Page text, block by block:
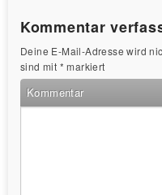
Kommentar
Deine E-Mail-Adresse wird
sind mit * markiert
Kommentar